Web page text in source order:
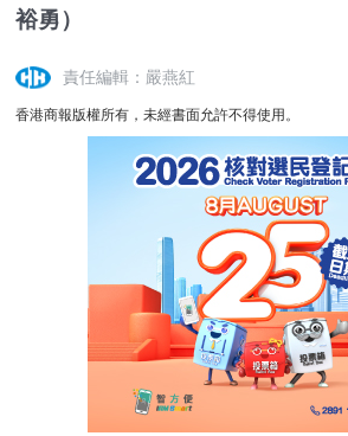
裕勇）
責任編輯：嚴燕紅
香港商報版權所有，未經書面允許不得使用。